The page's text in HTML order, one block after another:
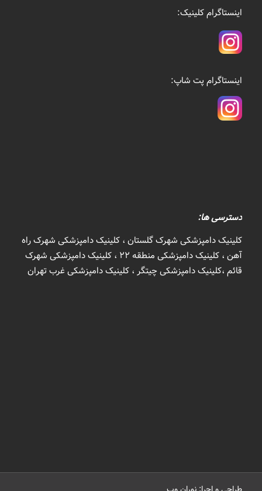
اینستاگرام کلینیک:
اینستاگرام پت شاپ:
دسترسی ها:
کلینیک دامپزشکی شهرک گلستان ، کلینیک دامپزشکی شهرک راه
آهن ، کلینیک دامپزشکی منطقه 22 ، کلینیک دامپزشکی شهرک
قائم ،کلینیک دامپزشکی چیتگر ، کلینیک دامپزشکی غرب تهران